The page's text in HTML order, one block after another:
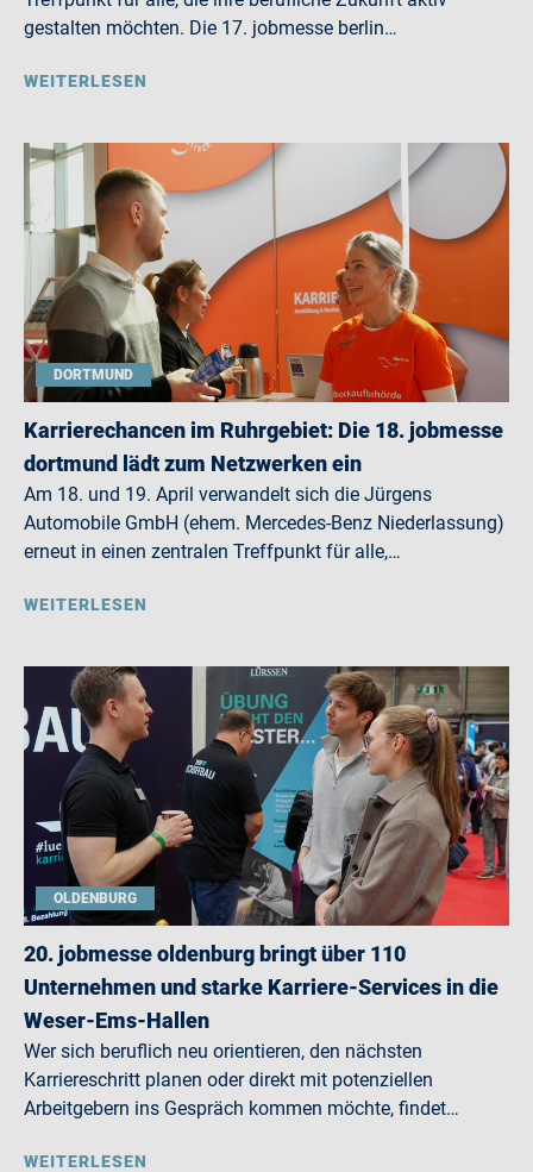
gestalten möchten. Die 17. jobmesse berlin…
WEITERLESEN
DORTMUND
Karrierechancen im Ruhrgebiet: Die 18. jobmesse
dortmund lädt zum Netzwerken ein
Am 18. und 19. April verwandelt sich die Jürgens
Automobile GmbH (ehem. Mercedes-Benz Niederlassung)
erneut in einen zentralen Treffpunkt für alle,…
WEITERLESEN
OLDENBURG
20. jobmesse oldenburg bringt über 110
Unternehmen und starke Karriere-Services in die
Weser-Ems-Hallen
Wer sich beruflich neu orientieren, den nächsten
Karriereschritt planen oder direkt mit potenziellen
Arbeitgebern ins Gespräch kommen möchte, findet…
WEITERLESEN